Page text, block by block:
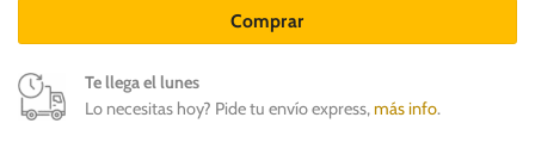
Comprar
Te llega el lunes
Lo necesitas hoy? Pide tu envío express,más info.